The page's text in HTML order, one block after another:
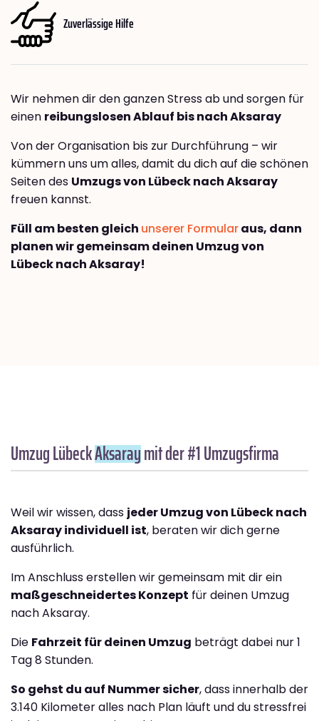
Zuverlässige Hilfe
Wir nehmen dir den ganzen Stress ab und sorgen für
einen reibungslosen Ablauf bis nach Aksaray
Von der Organisation bis zur Durchführung – wir
kümmern uns um alles, damit du dich auf die schönen
Seiten des Umzugs von Lübeck nach Aksaray
freuen kannst.
Füll am besten gleich unserer Formularaus, dann
planen wir gemeinsam deinen Umzug von
Lübeck nach Aksaray!
Umzug LübeckAksaraymit der #1 Umzugsfirma
Weil wir wissen, dass jeder Umzug von Lübeck nach
Aksaray individuell ist, beraten wir dich gerne
ausführlich.
Im Anschluss erstellen wir gemeinsam mit dir ein
maßgeschneidertes Konzept für deinen Umzug
nach Aksaray.
Die Fahrzeit für deinen Umzug beträgt dabei nur 1
Tag 8 Stunden.
So gehst du auf Nummer sicher, dass innerhalb der
3.140 Kilometer alles nach Plan läuft und du stressfrei